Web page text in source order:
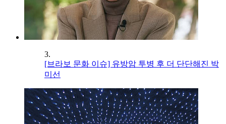
3.
[브라보 문화 이슈] 유방암 투병 후 더 단단해진 박
미선